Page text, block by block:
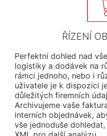
ŘÍZENÍ
Perfektní dohled nad
logistiky a dodávek na
rámci jednoho, nebo i
uživatele je k dispozici
důležitých firemních
Archivujeme vaše
interních objednávek,
vše jednoduše